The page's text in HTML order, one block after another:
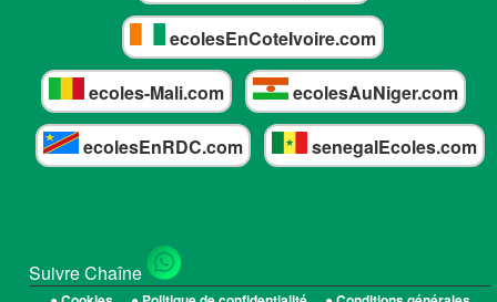
ecolesEnCoteIvoire.com
ecoles-Mali.com ecolesAuNiger.com
ecolesEnRDC.com senegalEcoles.com
Suivre Chaîne